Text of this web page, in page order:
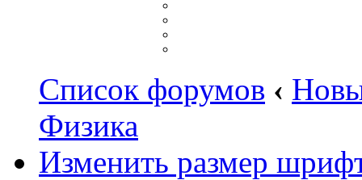
Список форумов ‹
Физика
Изменить размер